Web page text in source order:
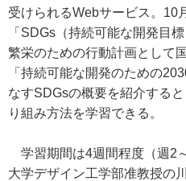
受けられるWebサービス。10
「SDGs（持続可能な開発目
繁栄のための行動計画として
「持続可能な開発のための
なすSDGsの概要を紹介する
り組み方法を学習できる。
学習期間は4週間程度（週2
大学デザイン工学部准教授の